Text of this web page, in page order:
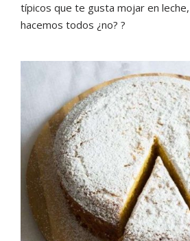
típicos que te gusta mojar en
hacemos todos ¿no? ?